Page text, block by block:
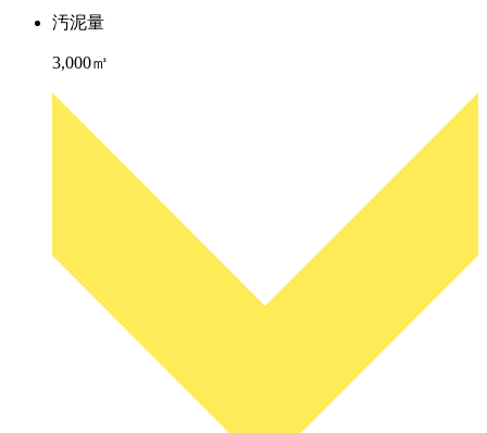
汚泥量
3,000㎥